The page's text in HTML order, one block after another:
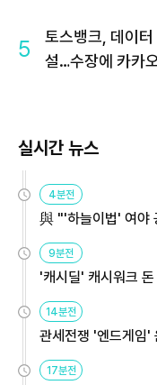
5
토스뱅크, 데이
설…수장에 카카
실시간 뉴스
4분전
與 "'하늘이법' 여야
9분전
'캐시딜' 캐시워크
14분전
관세전쟁 '엔드게임'
용해야
17분전